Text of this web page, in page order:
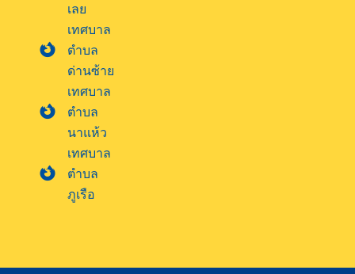
เลย
เทศบาล
ตำบล
ด่านซ้าย
เทศบาล
ตำบล
นาแห้ว
เทศบาล
ตำบล
ภูเรือ